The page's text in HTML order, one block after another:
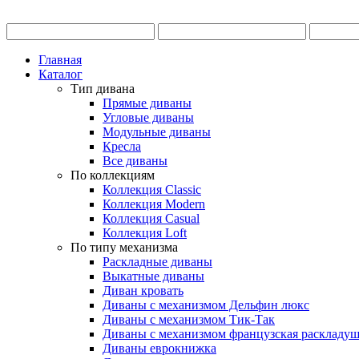
Главная
Каталог
Тип дивана
Прямые диваны
Угловые диваны
Модульные диваны
Кресла
Все диваны
По коллекциям
Коллекция Classic
Коллекция Modern
Коллекция Casual
Коллекция Loft
По типу механизма
Раскладные диваны
Выкатные диваны
Диван кровать
Диваны с механизмом Дельфин люкс
Диваны с механизмом Тик-Так
Диваны с механизмом французская
Диваны еврокнижка